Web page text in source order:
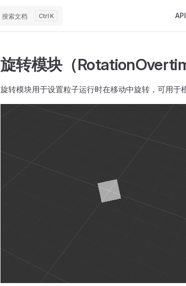
搜索文档 K
旋转模块（
旋转模块用于设置粒子运行时在移动中旋转，可用于